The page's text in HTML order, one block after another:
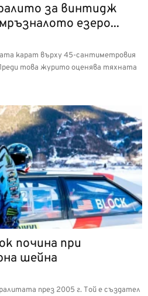
за винтидж
езеро...
карат върху 45-сантиметровия
това журито оценява тяхната
почина при
шейна
през 2005 г. Той е създател